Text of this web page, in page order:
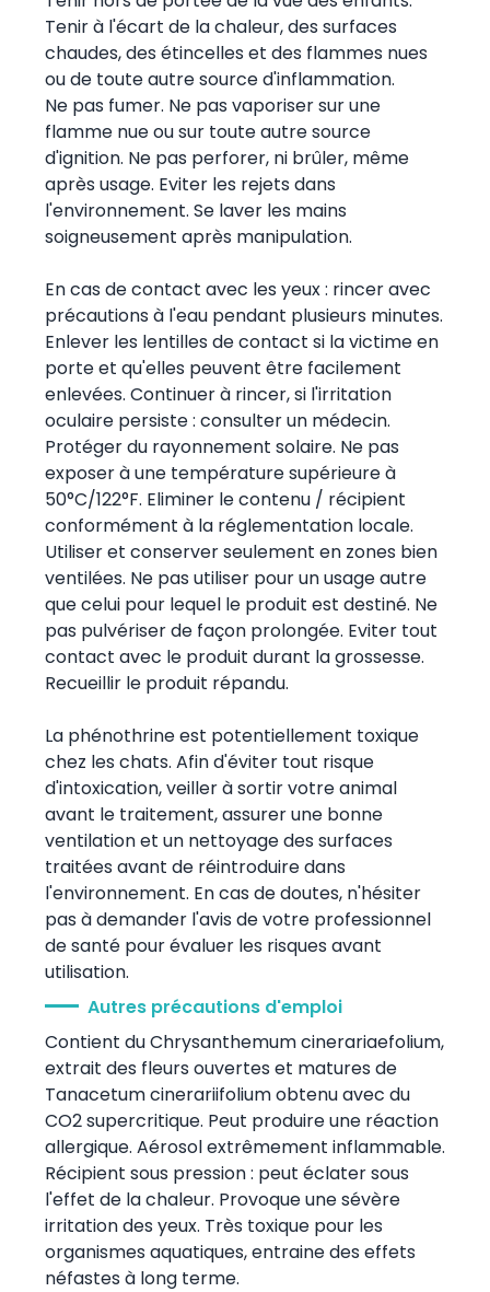
Tenir à l'écart de la chaleur, des surfaces
chaudes, des étincelles et des flammes nues
ou de toute autre source d'inflammation.
Ne pas fumer. Ne pas vaporiser sur une
flamme nue ou sur toute autre source
d'ignition. Ne pas perforer, ni brûler, même
après usage. Eviter les rejets dans
l'environnement. Se laver les mains
soigneusement après manipulation.
En cas de contact avec les yeux : rincer avec
précautions à l'eau pendant plusieurs minutes.
Enlever les lentilles de contact si la victime en
porte et qu'elles peuvent être facilement
enlevées. Continuer à rincer, si l'irritation
oculaire persiste : consulter un médecin.
Protéger du rayonnement solaire. Ne pas
exposer à une température supérieure à
50°C/122°F. Eliminer le contenu / récipient
conformément à la réglementation locale.
Utiliser et conserver seulement en zones bien
ventilées. Ne pas utiliser pour un usage autre
que celui pour lequel le produit est destiné. Ne
pas pulvériser de façon prolongée. Eviter tout
contact avec le produit durant la grossesse.
Recueillir le produit répandu.
La phénothrine est potentiellement toxique
chez les chats. Afin d'éviter tout risque
d'intoxication, veiller à sortir votre animal
avant le traitement, assurer une bonne
ventilation et un nettoyage des surfaces
traitées avant de réintroduire dans
l'environnement. En cas de doutes, n'hésiter
pas à demander l'avis de votre professionnel
de santé pour évaluer les risques avant
utilisation.
Autres précautions d'emploi
Contient du Chrysanthemum cinerariaefolium,
extrait des fleurs ouvertes et matures de
Tanacetum cinerariifolium obtenu avec du
CO2 supercritique. Peut produire une réaction
allergique. Aérosol extrêmement inflammable.
Récipient sous pression : peut éclater sous
l'effet de la chaleur. Provoque une sévère
irritation des yeux. Très toxique pour les
organismes aquatiques, entraine des effets
néfastes à long terme.